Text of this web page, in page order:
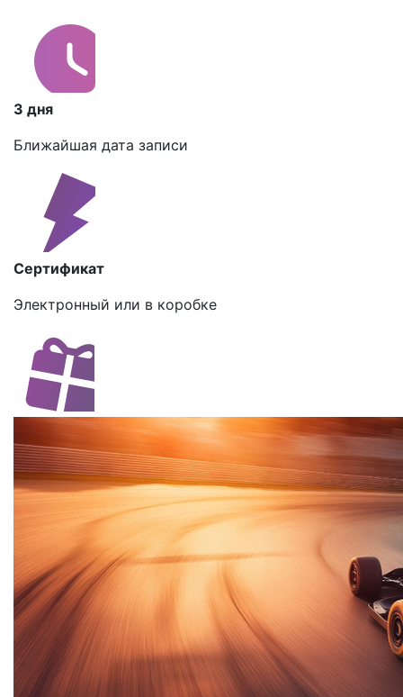
3 дня
Ближайшая дата записи
Сертификат
Электронный или в коробке